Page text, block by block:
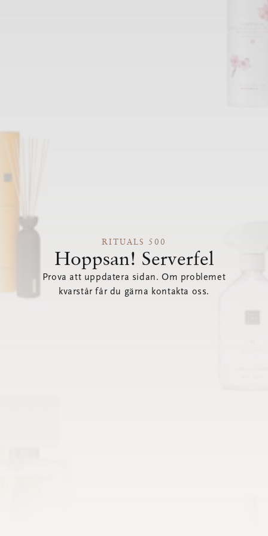
RITUALS 500
Hoppsan! Serverfel
Prova att uppdatera sidan. Om problemet
kvarstår får du gärna kontakta oss.